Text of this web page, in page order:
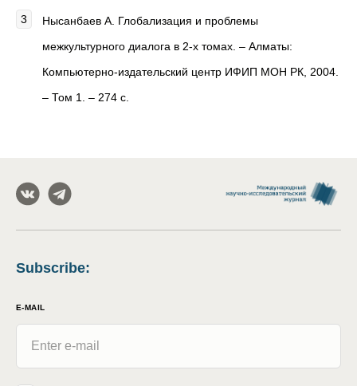
Нысанбаев А. Глобализация и проблемы
межкультурного диалога в 2-х томах. – Алматы:
Компьютерно-издательский центр ИФИП МОН РК, 2004.
– Том 1. – 274 с.
Subscribe:
E-MAIL